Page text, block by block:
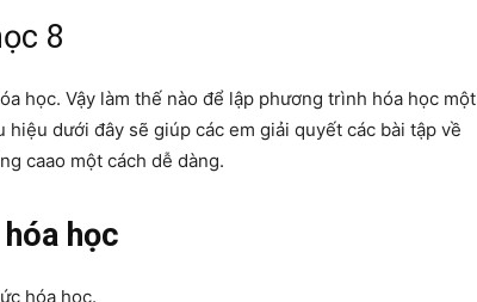
kiến
8
học. Vậy làm thế nào để lập phương trình hóa học một
dưới đây sẽ giúp các em giải quyết các bài tập về
caao một cách dễ dàng.
học
hóa học.